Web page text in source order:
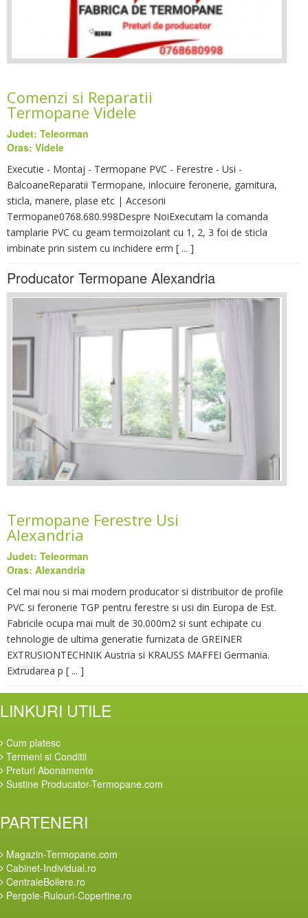
Comenzi si Reparatii
Termopane Videle
Judet: Teleorman
Oras: Videle
Executie - Montaj - Termopane PVC - Ferestre - Usi -
BalcoaneReparatii Termopane, inlocuire feronerie, garnitura,
sticla, manere, plase etc | Accesorii
Termopane0768.680.998Despre NoiExecutam la comanda
tamplarie PVC cu geam termoizolant cu 1, 2, 3 foi de sticla
imbinate prin sistem cu inchidere erm [ ... ]
Producator Termopane Alexandria
Termopane Ferestre Usi
Alexandria
Judet: Teleorman
Oras: Alexandria
Cel mai nou si mai modern producator si distribuitor de profile
PVC si feronerie TGP pentru ferestre si usi din Europa de Est.
Fabricile ocupa mai mult de 30.000m2 si sunt echipate cu
tehnologie de ultima generatie furnizata de GREINER
EXTRUSIONTECHNIK Austria si KRAUSS MAFFEI Germania.
Extrudarea p [ ... ]
LINKURI UTILE
Cum platesc
Termeni si Conditii
Preturi Abonamente
Sustine Producator-Termopane.com
PARTENERI
Magazin-Termopane.com
Cabinet-Individual.ro
CentraleBoilere.ro
Pergole-Rulouri-Copertine.ro